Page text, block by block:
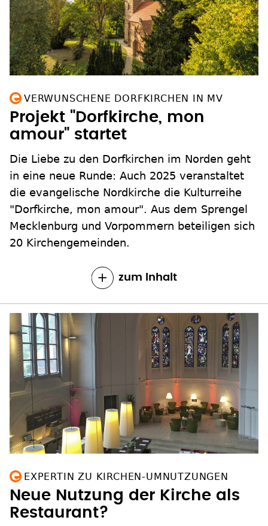
VERWUNSCHENE DORFKIRCHEN IN MV
Projekt "Dorfkirche, mon
amour" startet
Die Liebe zu den Dorfkirchen im Norden geht
in eine neue Runde: Auch 2025 veranstaltet
die evangelische Nordkirche die Kulturreihe
"Dorfkirche, mon amour". Aus dem Sprengel
Mecklenburg und Vorpommern beteiligen sich
20 Kirchengemeinden.
zum Inhalt
EXPERTIN ZU KIRCHEN-UMNUTZUNGEN
Neue Nutzung der Kirche als
Restaurant?